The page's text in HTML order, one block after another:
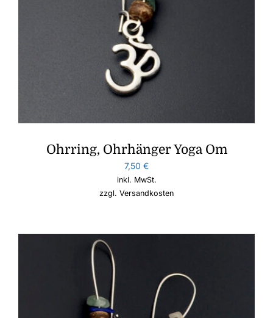
Ohrring, Ohrhänger Yoga Om
7,50 €
inkl. MwSt.
zzgl. Versandkosten